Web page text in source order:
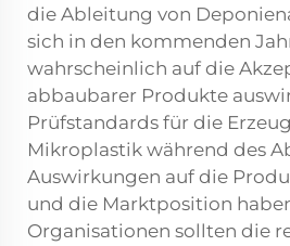
die Ableitung von
sich in den kommenden
wahrscheinlich auf die
abbaubarer Produkte
Prüfstandards für die
Mikroplastik während des
Auswirkungen auf die
und die Marktposition
Organisationen sollten die